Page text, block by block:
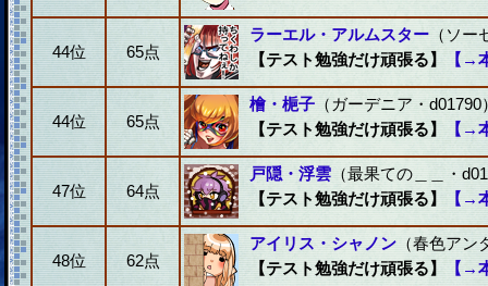
44位 65点
ラーエル・アルムスター （ソ
【テスト勉強だけ頑張る】
【→
44位 65点
檜・梔子 （ガーデニア・d01790
【テスト勉強だけ頑張る】
【→
47位 64点
戸隠・浮雲 （最果ての＿＿・
【テスト勉強だけ頑張る】
【→
48位 62点
アイリス・シャノン （春色アン
【テスト勉強だけ頑張る】
【→